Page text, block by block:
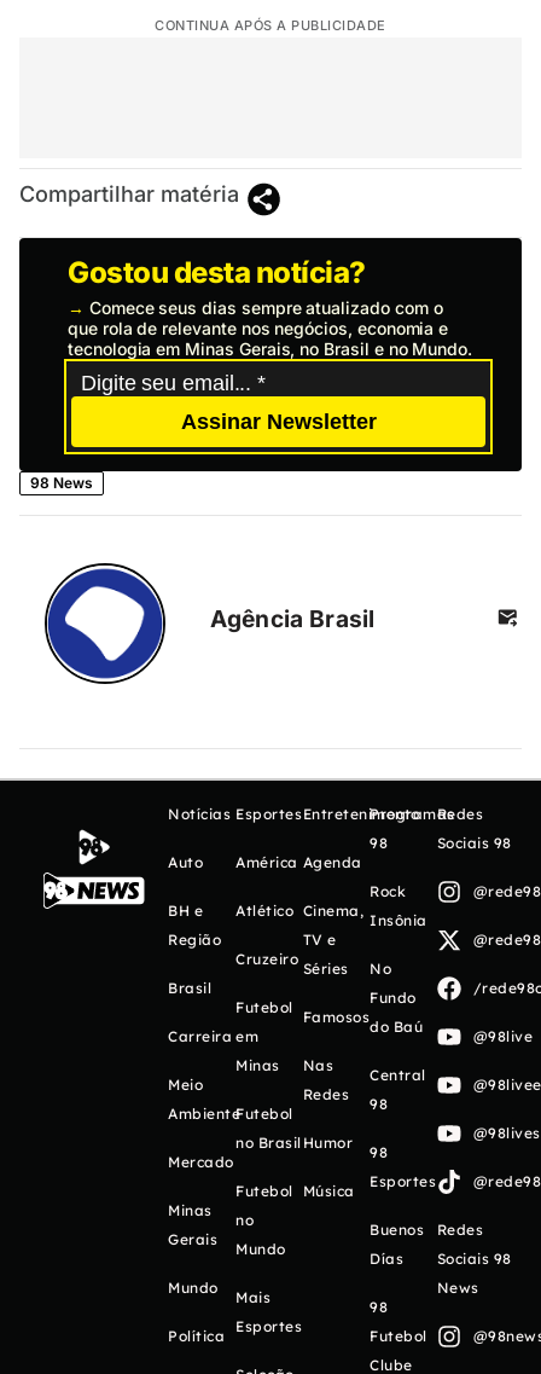
CONTINUA APÓS A PUBLICIDADE
Compartilhar matéria
Gostou desta notícia?
→ Comece seus dias sempre atualizado com o
que rola de relevante nos negócios, economia e
tecnologia em Minas Gerais, no Brasil e no Mundo.
Assinar Newsletter
98 News
Agência Brasil
Notícias
Auto
BH e
Região
Brasil
Carreira
Meio
Ambiente
Mercado
Minas
Gerais
Mundo
Política
Esportes
América
Atlético
Cruzeiro
Futebol
em
Minas
Futebol
no Brasil
Futebol
no
Mundo
Mais
Esportes
Entretenimento
Agenda
Cinema,
TV e
Séries
Famosos
Nas
Redes
Humor
Música
Programas
98
Rock
Insônia
No
Fundo
do Baú
Central
98
98
Esportes
Buenos
Días
98
Futebol
Clube
Redes
Sociais 98
/
@98live
Redes
Sociais 98
News